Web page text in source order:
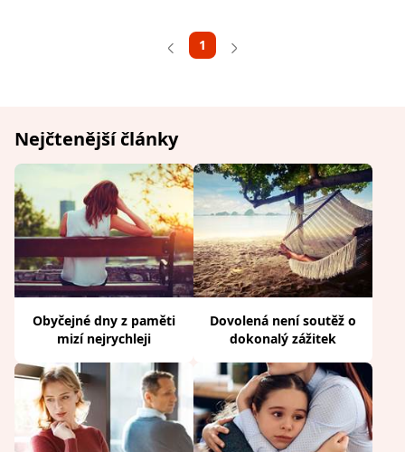
1
Nejčtenější články
Obyčejné dny z paměti
mizí nejrychleji
Dovolená není soutěž o
dokonalý zážitek